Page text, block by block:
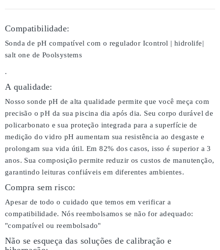
Compatibilidade:
Sonda de pH compatível com o regulador Icontrol | hidrolife|
salt one de Poolsystems
.
A qualidade:
Nosso sonde pH de alta qualidade permite que você meça com
precisão o pH da sua piscina dia após dia. Seu corpo durável de
policarbonato e sua proteção integrada para a superfície de
medição do vidro pH aumentam sua resistência ao desgaste e
prolongam sua vida útil. Em 82% dos casos, isso é superior a 3
anos. Sua composição permite reduzir os custos de manutenção,
garantindo leituras confiáveis em diferentes ambientes.
Compra sem risco:
Apesar de todo o cuidado que temos em verificar a
compatibilidade. Nós reembolsamos se não for adequado:
"compatível ou reembolsado"
Não se esqueça das soluções de calibração e